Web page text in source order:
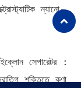
ন্যানো-
শক্তিতে কণা